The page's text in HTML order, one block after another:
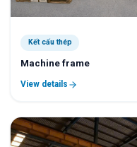
Kết cấu thép
Machine frame
View details